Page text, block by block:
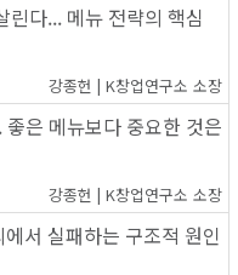
린다... 메뉴 전략의 핵심
강종헌 | K창업연구소 소장
은 메뉴보다 중요한 것은
강종헌 | K창업연구소 소장
서 실패하는 구조적 원인